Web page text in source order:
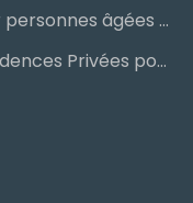
Signer un bail en résidence pour personnes âgées (RPA) : ce qu’il faut savoir
Le palmarès des meilleures Résidences Privées pour Aînés (RPA)